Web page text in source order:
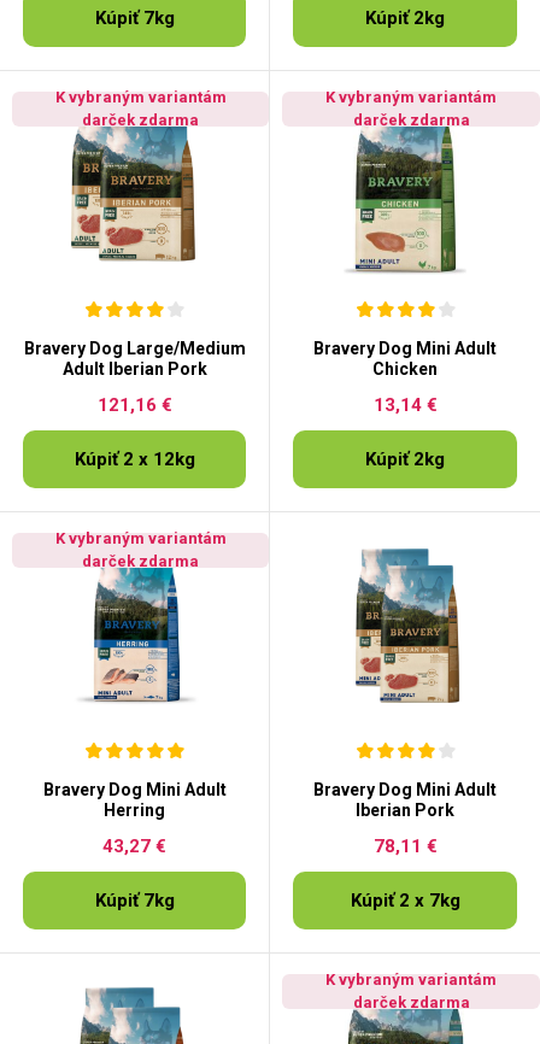
Kúpiť 7kg Kúpiť 2kg
K vybraným variantám
darček zdarma
Bravery Dog Large/Medium
Adult Iberian Pork
121,16 €
Kúpiť 2 x 12kg
K vybraným variantám
darček zdarma
Bravery Dog Mini Adult
Chicken
13,14 €
Kúpiť 2kg
K vybraným variantám
darček zdarma
Bravery Dog Mini Adult
Herring
43,27 €
Kúpiť 7kg
Bravery Dog Mini Adult
Iberian Pork
78,11 €
Kúpiť 2 x 7kg
K vybraným variantám
darček zdarma